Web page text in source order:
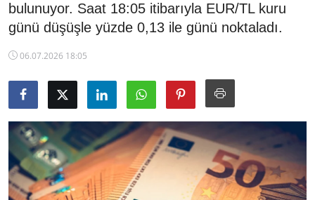
Çeviriciler
TCMB Kurları
Emtia Fiyatları
Kapalı Çarşı
Şirket Haberleri
bulunuyor. Saat 18:05 itibarıyla EUR/TL kuru
günü düşüşle yüzde 0,13 ile günü noktaladı.
06.07.2026 18:05